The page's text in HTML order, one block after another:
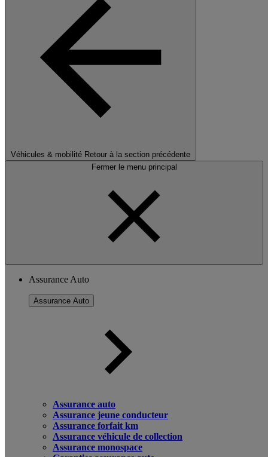
Véhicules & mobilité Retour à la section précédente
Fermer le menu principal
Assurance Auto
Assurance Auto
Assurance auto
Assurance jeune conducteur
Assurance forfait km
Assurance véhicule de collection
Assurance monospace